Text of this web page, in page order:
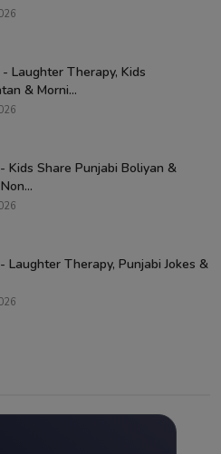
Laughter Therapy, Kids
& Morni...
Kids Share Punjabi Boliyan &
Laughter Therapy, Punjabi Jokes &